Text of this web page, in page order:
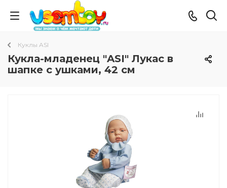
Куклы ASI
Кукла-младенец "ASI" Лукас в
шапке с ушками, 42 см